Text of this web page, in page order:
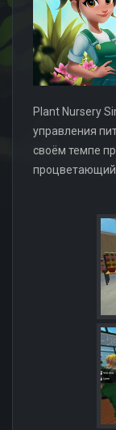
Plant Nursery
управления
своём темпе
процветающий